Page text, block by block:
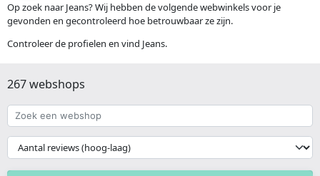
Op zoek naar Jeans? Wij hebben de volgende webwinkels voor je
gevonden en gecontroleerd hoe betrouwbaar ze zijn.
Controleer de profielen en vind Jeans.
267 webshops
Zoek
een
webshop
{{
__('Sort')
}}